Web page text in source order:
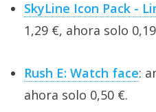
SkyLine Icon Pack -
1,29 €, ahora solo
Rush E: Watch face:
ahora solo 0,50 €.